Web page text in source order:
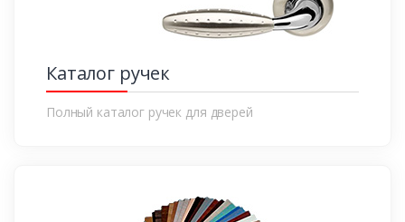
Каталог ручек
Полный каталог ручек для дверей